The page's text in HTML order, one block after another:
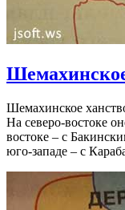
Шемахинское
На северо-востоке
востоке – с
юго-западе – с